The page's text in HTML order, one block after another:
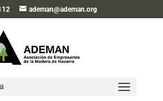
ademan@ademan.org